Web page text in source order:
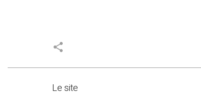
share
Le site